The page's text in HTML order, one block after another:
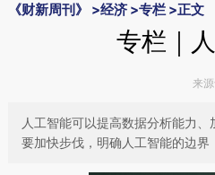
《财新周刊》 >经济 >专栏 >正文
专栏｜
来
人工智能可以提高数据分析能力
要加快步伐，明确人工智能的边界